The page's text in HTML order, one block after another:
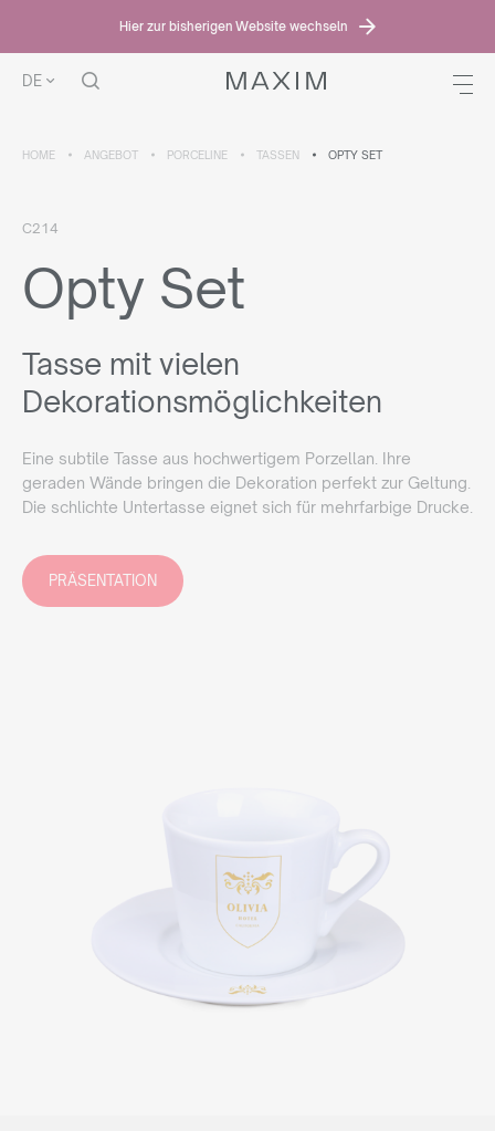
Hier zur bisherigen Website wechseln
DE
HOME ANGEBOT PORCELINE TASSEN OPTY SET
C214
Opty Set
Tasse mit vielen
Dekorationsmöglichkeiten
Eine subtile Tasse aus hochwertigem Porzellan. Ihre
geraden Wände bringen die Dekoration perfekt zur Geltung.
Die schlichte Untertasse eignet sich für mehrfarbige Drucke.
PRÄSENTATION